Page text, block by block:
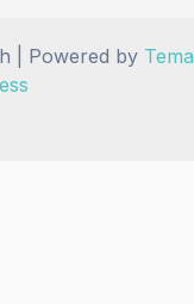
| Powered by Tema